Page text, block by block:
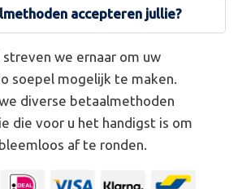
accepteren jullie?
streven we ernaar om uw
soepel mogelijk te maken.
diverse betaalmethoden
die voor u het handigst is om
af te ronden.